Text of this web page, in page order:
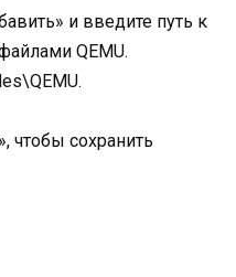
и введите путь к
QEMU.
чтобы сохранить